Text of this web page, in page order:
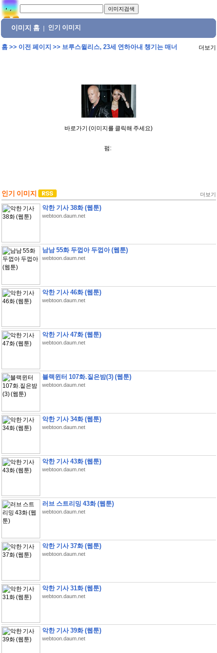
이미지 홈 인기 이미지
홈>> 이전 페이지 >> 브루스윌리스, 23세 연하아내 챙기는 매너 더보기
바로가기 (이미지를 클릭해 주세요)
펌:
인기 이미지 더보기
악한 기사 38화 (웹툰)
webtoon.daum.net
남남 55화 두껍아 두껍아 (웹툰)
webtoon.daum.net
악한 기사 46화 (웹툰)
webtoon.daum.net
악한 기사 47화 (웹툰)
webtoon.daum.net
블랙윈터 107화.짙은밤(3) (웹툰)
webtoon.daum.net
악한 기사 34화 (웹툰)
webtoon.daum.net
악한 기사 43화 (웹툰)
webtoon.daum.net
러브 스트리밍 43화 (웹툰)
webtoon.daum.net
악한 기사 37화 (웹툰)
webtoon.daum.net
악한 기사 31화 (웹툰)
webtoon.daum.net
악한 기사 39화 (웹툰)
webtoon.daum.net